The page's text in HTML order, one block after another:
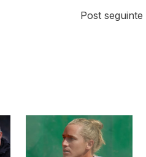
Post seguinte